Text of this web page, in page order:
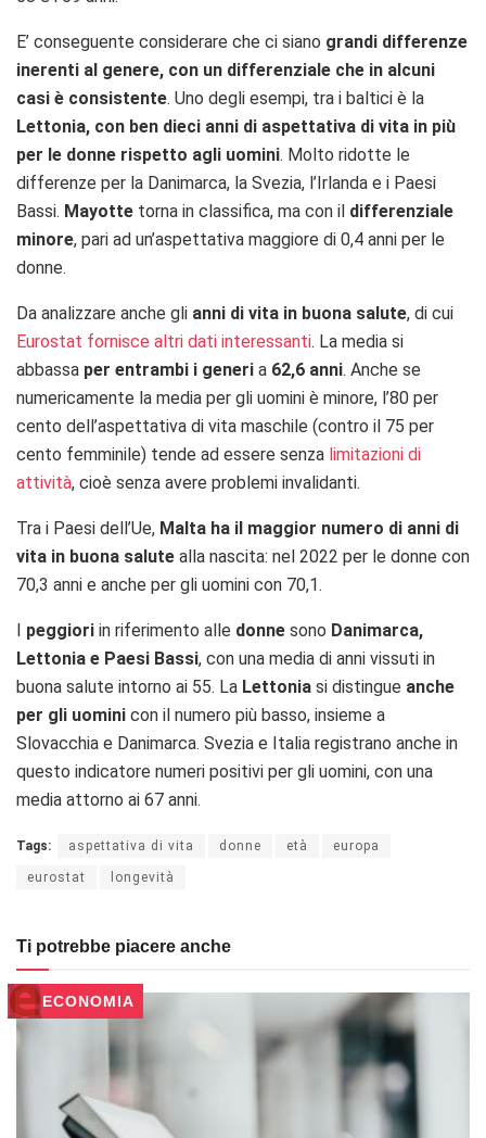
E’ conseguente considerare che ci siano grandi differenze
inerenti al genere, con un differenziale che in alcuni
casi è consistente. Uno degli esempi, tra i baltici è la
Lettonia, con ben dieci anni di aspettativa di vita in più
per le donne rispetto agli uomini. Molto ridotte le
differenze per la Danimarca, la Svezia, l’Irlanda e i Paesi
Bassi. Mayotte torna in classifica, ma con il differenziale
minore, pari ad un’aspettativa maggiore di 0,4 anni per le
donne.
Da analizzare anche gli anni di vita in buona salute, di cui
Eurostat fornisce altri dati interessanti. La media si
abbassa per entrambi i generi a 62,6 anni. Anche se
numericamente la media per gli uomini è minore, l’80 per
cento dell’aspettativa di vita maschile (contro il 75 per
cento femminile) tende ad essere senza limitazioni di
attività, cioè senza avere problemi invalidanti.
Tra i Paesi dell’Ue, Malta ha il maggior numero di anni di
vita in buona salute alla nascita: nel 2022 per le donne con
70,3 anni e anche per gli uomini con 70,1.
I peggiori in riferimento alle donne sono Danimarca,
Lettonia e Paesi Bassi, con una media di anni vissuti in
buona salute intorno ai 55. La Lettonia si distingue anche
per gli uomini con il numero più basso, insieme a
Slovacchia e Danimarca. Svezia e Italia registrano anche in
questo indicatore numeri positivi per gli uomini, con una
media attorno ai 67 anni.
Tags: aspettativa di vita donne età europa
eurostat longevità
Ti potrebbe piacere anche
ECONOMIA